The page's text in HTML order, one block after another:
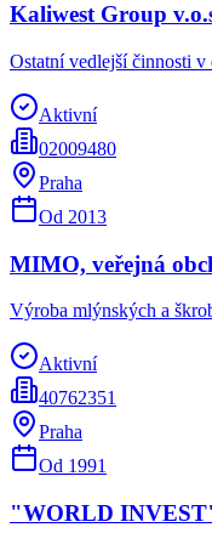
Kaliwest Group
Ostatní vedlejší činnosti v
Aktivní
02009480
Praha
Od 2013
MIMO, veřejná
Výroba mlýnských a
Aktivní
40762351
Praha
Od 1991
"WORLD